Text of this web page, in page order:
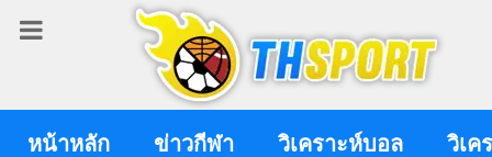
หน้าหลัก ข่าวกีฬา วิเคราะห์บอล วิเค
เข้า